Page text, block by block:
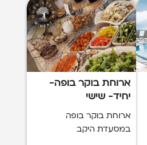
ארוחת בוקר בופה-
יחיד- שישי
ארוחת בוקר בופה
במסעדת היקב